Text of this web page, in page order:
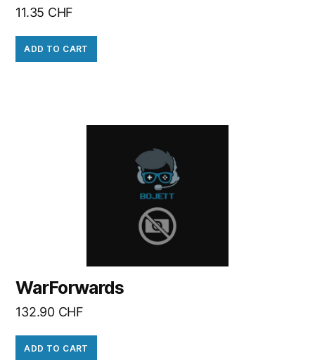
11.35 CHF
ADD TO CART
WarForwards
132.90 CHF
ADD TO CART